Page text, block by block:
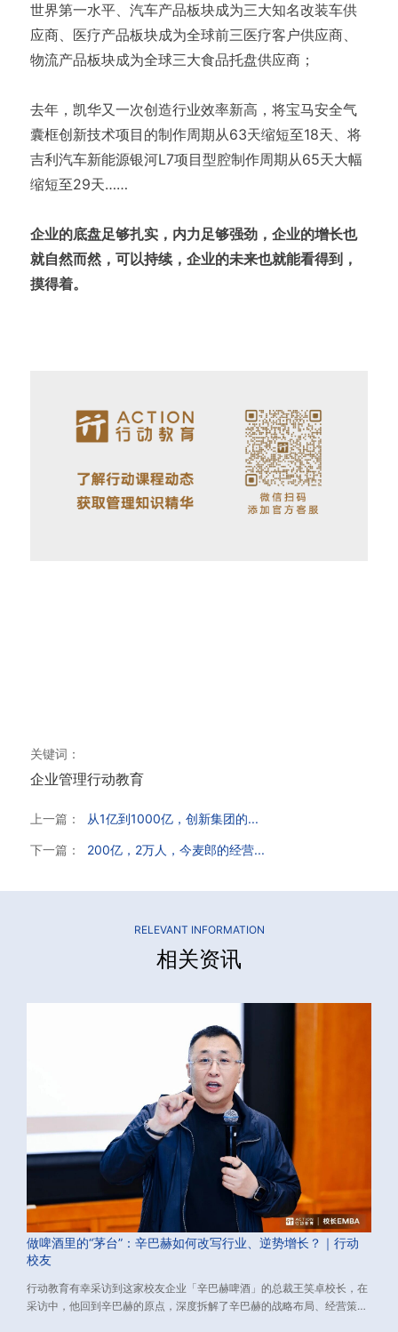
世界第一水平、汽车产品板块成为三大知名改装车供
应商、医疗产品板块成为全球前三医疗客户供应商、
物流产品板块成为全球三大食品托盘供应商；
去年，凯华又一次创造行业效率新高，将宝马安全气
囊框创新技术项目的制作周期从63天缩短至18天、将
吉利汽车新能源银河L7项目型腔制作周期从65天大幅
缩短至29天……
企业的底盘足够扎实，内力足够强劲，企业的增长也
就自然而然，可以持续，企业的未来也就能看得到，
摸得着。
关键词：
企业管理行动教育
上一篇： 从1亿到1000亿，创新集团的...
下一篇： 200亿，2万人，今麦郎的经营...
RELEVANT INFORMATION
相关资讯
做啤酒里的“茅台”：辛巴赫如何改写行业、逆势增长？｜行动
校友
行动教育有幸采访到这家校友企业「辛巴赫啤酒」的总裁王笑卓校长，在
采访中，他回到辛巴赫的原点，深度拆解了辛巴赫的战略布局、经营策